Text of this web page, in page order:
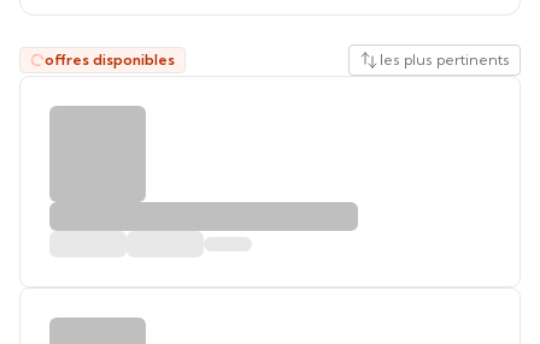
offres disponibles les plus pertinents